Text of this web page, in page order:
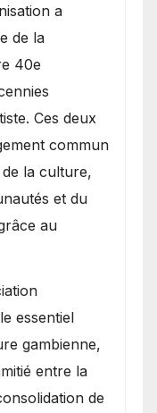
a
de la
40e
Ces deux
commun
la culture,
et du
au
essentiel
gambienne,
entre la
de